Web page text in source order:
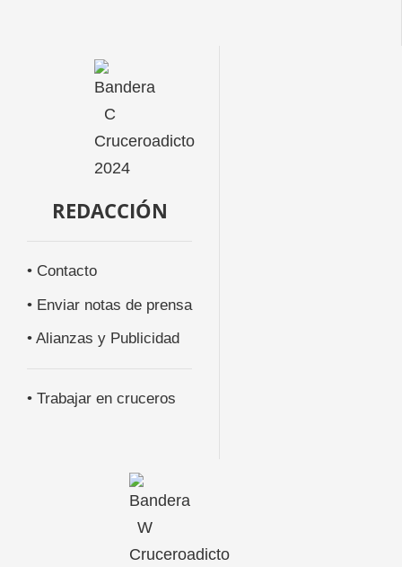
REDACCIÓN
• Contacto
• Enviar notas de prensa
• Alianzas y Publicidad
• Trabajar en cruceros